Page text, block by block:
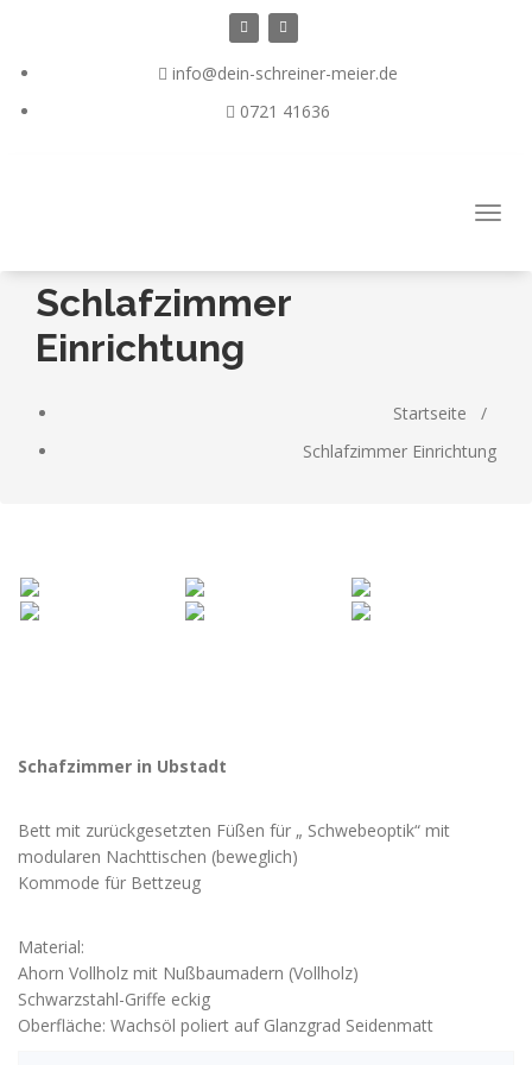
info@dein-schreiner-meier.de
0721 41636
Schlafzimmer
Einrichtung
Startseite /
Schlafzimmer Einrichtung
Schafzimmer in Ubstadt
Bett mit zurückgesetzten Füßen für „ Schwebeoptik“ mit
modularen Nachttischen (beweglich)
Kommode für Bettzeug
Material:
Ahorn Vollholz mit Nußbaumadern (Vollholz)
Schwarzstahl-Griffe eckig
Oberfläche: Wachsöl poliert auf Glanzgrad Seidenmatt